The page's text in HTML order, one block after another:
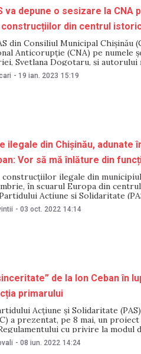
va depune o sesizare la
din centrul
din Consiliul Municipal Chișinău
Anticorupție (CNA) pe numele
Svetlana Dogotaru, și
Mandati. Potrivit aleșilor
comise în domeniul
- 19 ian. 2023 15:19
ilegale din Chișinău, adunate
Vor să mă înlăture din
construcțiilor ilegale din
în scuarul Europa din
Acțiune și Solidaritate
din cadrul Consiliului Municipal
este de a atrage atenția
- 03 oct. 2022 14:14
de la Ion Ceban în
primarului
Acțiune și Solidaritate
a prezentat, pe 8 mai, un
cu privire la modul
aprobat de Guvern la 1 iunie.
primarului” în lupta
- 08 iun. 2022 14:24